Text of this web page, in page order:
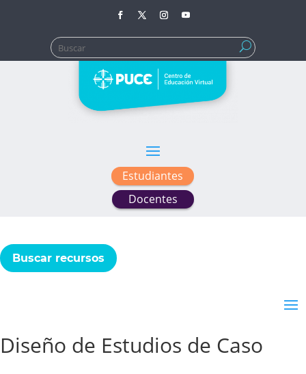
Buscar:
Estudiantes
Docentes
Buscar recursos
Diseño de Estudios de Caso